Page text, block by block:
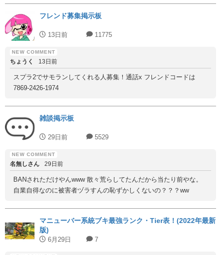
フレンド募集掲示板
13日前 11775
ちょうく 13日前
スプラ2でサモランしてくれる人募集！通話x フレンドコードは
7869-2426-1974
雑談掲示板
29日前 5529
名無しさん 29日前
BANされただけやんwww 散々荒らしてたんだから当たり前やな。
自業自得なのに被害者ヅラすんの恥ずかしくないの？？？ww
マニューバー系統ブキ最強ランク・Tier表！(2022年最新
版)
6月29日 7